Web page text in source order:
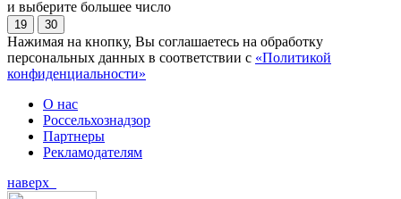
и выберите большее число
19 30
Нажимая на кнопку, Вы соглашаетесь на обработку
персональных данных в соответствии с «Политикой
конфиденциальности»
О нас
Россельхознадзор
Партнеры
Рекламодателям
наверх